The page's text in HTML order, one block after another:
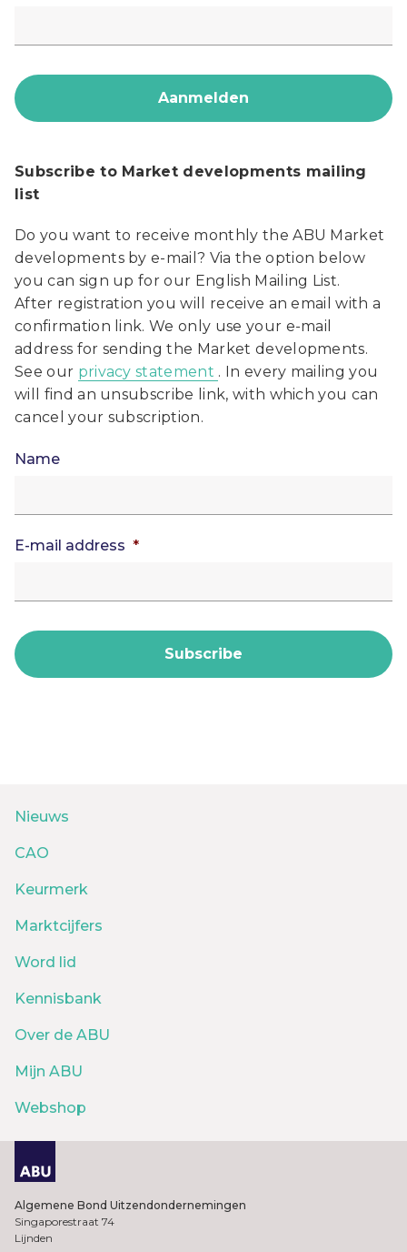
Subscribe to Market developments mailing
list
Do you want to receive monthly the ABU Market
developments by e-mail? Via the option below
you can sign up for our English Mailing List.
After registration you will receive an email with a
confirmation link. We only use your e-mail
address for sending the Market developments.
See our privacy statement . In every mailing you
will find an unsubscribe link, with which you can
cancel your subscription.
Name
E-mail address *
Nieuws
CAO
Keurmerk
Marktcijfers
Word lid
Kennisbank
Over de ABU
Mijn ABU
Webshop
Algemene Bond Uitzendondernemingen
Singaporestraat 74
Lijnden